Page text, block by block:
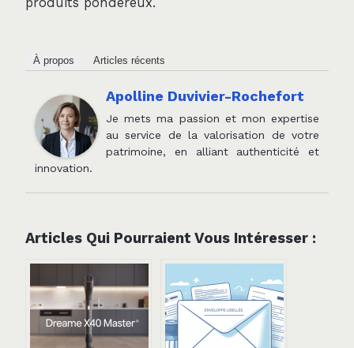
À propos Articles récents
Apolline Duvivier-Rochefort
Je mets ma passion et mon expertise
au service de la valorisation de votre
patrimoine, en alliant authenticité et
innovation.
Articles Qui Pourraient Vous Intéresser :